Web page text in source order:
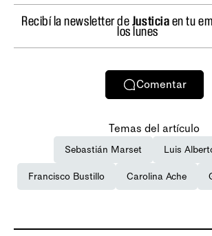
Recibí la newsletter deJusticiaen tu
los lunes
Comentar
Temas del artículo
Sebastián Marset Luis
Francisco Bustillo Carolina Ache